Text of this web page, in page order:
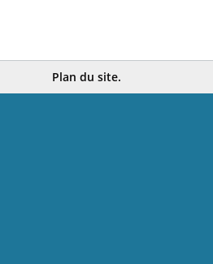
Plan du site.